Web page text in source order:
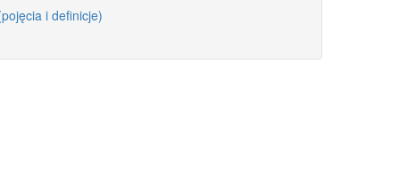
i definicje)